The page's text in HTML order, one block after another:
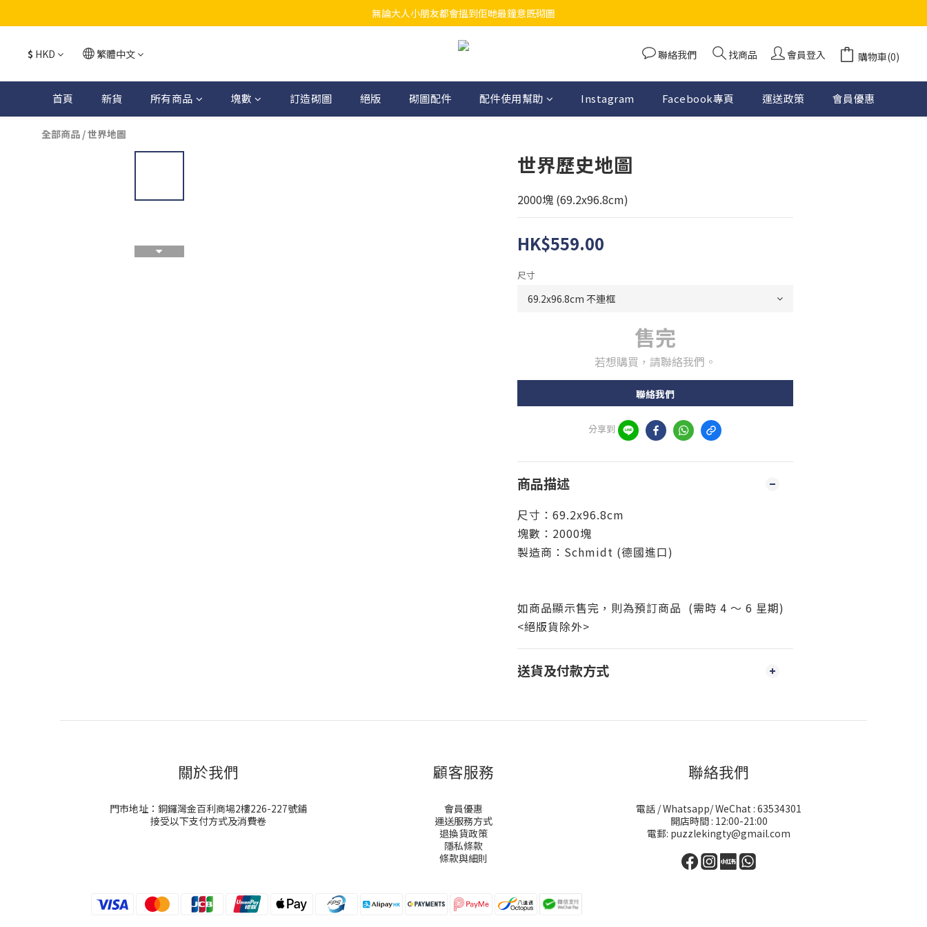
江帆天楊砌圖
無論大人小朋友都會搵到佢哋最鐘意既砌圖
江帆天楊砌圖
$ HKD 繁體中文 聯絡我們 找商品 會員登入 購物車(0)
首頁 新貨 所有商品 塊數 訂造砌圖 絕版 砌圖配件 配件使用幫助 Instagram Facebook專頁 運送政策 會員優惠
全部商品 /世界地圖
世界歷史地圖
2000塊 (69.2x96.8cm)
HK$559.00
尺寸
售完
若想購買，請聯絡我們。
聯絡我們
分享到
商品描述
尺寸：69.2x96.8cm
塊數：2000塊
製造商： Schmidt (德國進口)
如商品顯示售完，則為預訂商品 (需時 4 ～ 6 星期)
<絕版貨除外>
送貨及付款方式
關於我們
門市地址：銅鑼灣金百利商場2樓226-227號鋪
接受以下支付方式及消費卷
顧客服務
會員優惠
運送服務方式
退換貨政策
隱私條款
條款與細則
聯絡我們
電話 / Whatsapp/ WeChat : 63534301
開店時間 : 12:00-21:00
電郵: puzzlekingty@gmail.com